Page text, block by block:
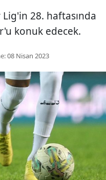
28. haftasında
konuk edecek.
08 Nisan 2023